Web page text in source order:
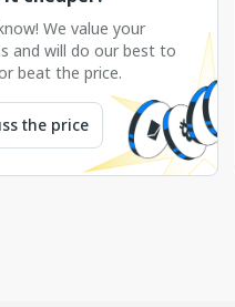
We value your
and will do our best to
beat the price.
the price